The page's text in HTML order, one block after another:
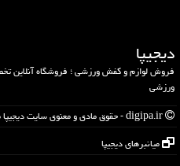
دیجیپا
فروش لوازم و کفش ورزشی ؛ فروشگاه آنلاین
ورزشی
میانبرهای دیجیپا